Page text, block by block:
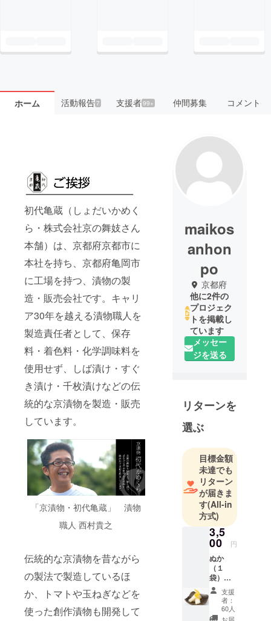
ホーム 活動報告7 支援者99+ 仲間募集 コメント
初代亀蔵（しょだいかめく
ら・株式会社京の舞妓さん
本舗）は、京都府京都市に
本社を持ち、京都府亀岡市
に工場を持つ、漬物の製
造・販売会社です。キャリ
ア30年を越える漬物職人を
製造責任者として、保存
料・着色料・化学調味料を
使用せず、しば漬け・すぐ
き漬け・千枚漬けなどの伝
統的な京漬物を製造・販売
しています。
「京漬物・初代亀蔵」 漬物
職人 西村貴之
伝統的な京漬物を昔ながら
の製法で製造しているほ
か、トマトや玉ねぎなどを
使った創作漬物も開発して
maikos
anhon
po
京都府
他に2件の
プロジェク
トを掲載し
ています
メッセー
ジを送る
リターンを
選ぶ
目標金額
未達でも
リターン
が届きま
す(All-in
方式)
3,5
00 円
ぬか
（１
袋）と
無添加
漬物
（３
点）の
支援
者：
60人